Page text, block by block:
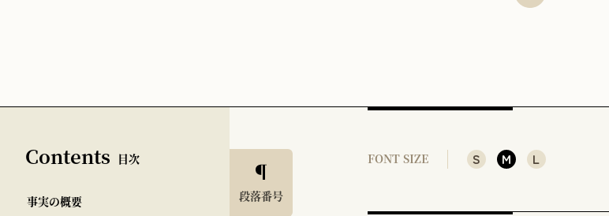
（1）
段落番号
Contents 目次
事実の概要
FONT SIZE S M L